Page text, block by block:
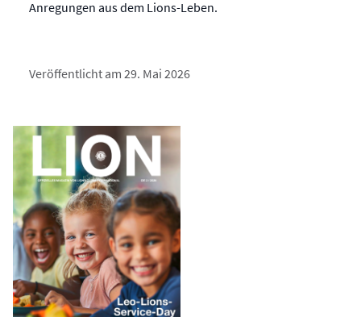
Anregungen aus dem Lions-Leben.
Veröffentlicht am 29. Mai 2026